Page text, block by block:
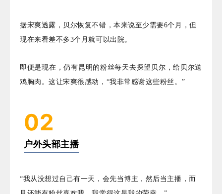
据宋爽透露，贝尔恢复不错，本来说至少需要6个月，但
现在来看差不多3个月就可以出院。
即便是现在，仍有昆明的粉丝每天去探望贝尔，给贝尔送
鸡胸肉。这让宋爽很感动，“我非常感谢这些粉丝。”
02
户外头部主播
“我从没想过自己有一天，会先当博主，然后当主播，而